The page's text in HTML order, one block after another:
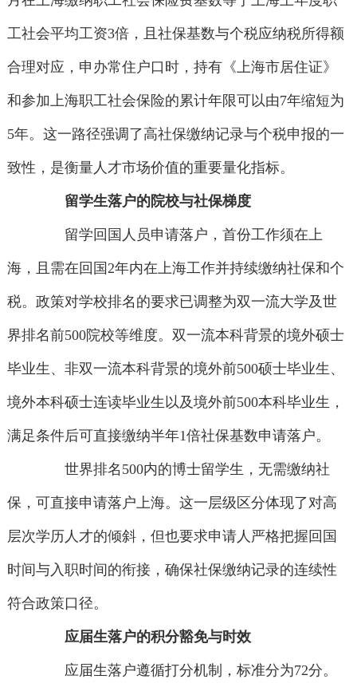
工社会平均工资3倍，且社保基数与个税应纳税所得额
合理对应，申办常住户口时，持有《上海市居住证》
和参加上海职工社会保险的累计年限可以由7年缩短为
5年。这一路径强调了高社保缴纳记录与个税申报的一
致性，是衡量人才市场价值的重要量化指标。
留学生落户的院校与社保梯度
留学回国人员申请落户，首份工作须在上
海，且需在回国2年内在上海工作并持续缴纳社保和个
税。政策对学校排名的要求已调整为双一流大学及世
界排名前500院校等维度。双一流本科背景的境外硕士
毕业生、非双一流本科背景的境外前500硕士毕业生、
境外本科硕士连读毕业生以及境外前500本科毕业生，
满足条件后可直接缴纳半年1倍社保基数申请落户。
世界排名500内的博士留学生，无需缴纳社
保，可直接申请落户上海。这一层级区分体现了对高
层次学历人才的倾斜，但也要求申请人严格把握回国
时间与入职时间的衔接，确保社保缴纳记录的连续性
符合政策口径。
应届生落户的积分豁免与时效
应届生落户遵循打分机制，标准分为72分。